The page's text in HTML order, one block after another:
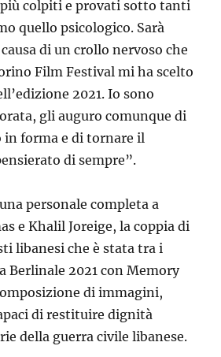
colpiti e provati sotto tanti
quello psicologico. Sarà
di un crollo nervoso che
Film Festival mi ha scelto
2021. Io sono
gli auguro comunque di
forma e di tornare il
di sempre”.
personale completa a
e Khalil Joreige, la coppia di
libanesi che è stata tra i
Berlinale 2021 con Memory
di immagini,
di restituire dignità
della guerra civile libanese.